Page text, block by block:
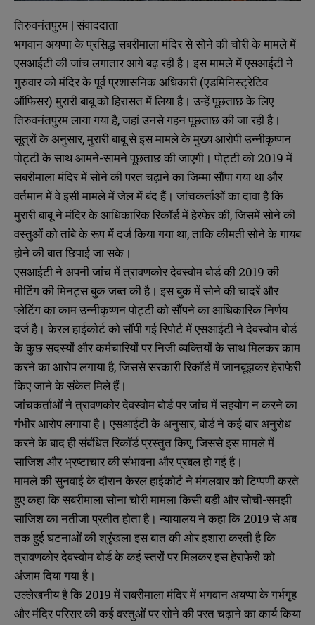
तिरुवनंतपुरम | संवाददाता
भगवान अयप्पा के प्रसिद्ध सबरीमाला मंदिर से सोने की चोरी के मामले में
एसआईटी की जांच लगातार आगे बढ़ रही है। इस मामले में एसआईटी ने
गुरुवार को मंदिर के पूर्व प्रशासनिक अधिकारी (एडमिनिस्ट्रेटिव
ऑफिसर) मुरारी बाबू को हिरासत में लिया है। उन्हें पूछताछ के लिए
तिरुवनंतपुरम लाया गया है, जहां उनसे गहन पूछताछ की जा रही है।
सूत्रों के अनुसार, मुरारी बाबू से इस मामले के मुख्य आरोपी उन्नीकृष्णन
पोट्टी के साथ आमने-सामने पूछताछ की जाएगी। पोट्टी को 2019 में
सबरीमाला मंदिर में सोने की परत चढ़ाने का जिम्मा सौंपा गया था और
वर्तमान में वे इसी मामले में जेल में बंद हैं। जांचकर्ताओं का दावा है कि
मुरारी बाबू ने मंदिर के आधिकारिक रिकॉर्ड में हेरफेर की, जिसमें सोने की
वस्तुओं को तांबे के रूप में दर्ज किया गया था, ताकि कीमती सोने के गायब
होने की बात छिपाई जा सके।
एसआईटी ने अपनी जांच में त्रावणकोर देवस्वोम बोर्ड की 2019 की
मीटिंग की मिनट्स बुक जब्त की है। इस बुक में सोने की चादरें और
प्लेटिंग का काम उन्नीकृष्णन पोट्टी को सौंपने का आधिकारिक निर्णय
दर्ज है। केरल हाईकोर्ट को सौंपी गई रिपोर्ट में एसआईटी ने देवस्वोम बोर्ड
के कुछ सदस्यों और कर्मचारियों पर निजी व्यक्तियों के साथ मिलकर काम
करने का आरोप लगाया है, जिससे सरकारी रिकॉर्ड में जानबूझकर हेराफेरी
किए जाने के संकेत मिले हैं।
जांचकर्ताओं ने त्रावणकोर देवस्वोम बोर्ड पर जांच में सहयोग न करने का
गंभीर आरोप लगाया है। एसआईटी के अनुसार, बोर्ड ने कई बार अनुरोध
करने के बाद ही संबंधित रिकॉर्ड प्रस्तुत किए, जिससे इस मामले में
साजिश और भ्रष्टाचार की संभावना और प्रबल हो गई है।
मामले की सुनवाई के दौरान केरल हाईकोर्ट ने मंगलवार को टिप्पणी करते
हुए कहा कि सबरीमाला सोना चोरी मामला किसी बड़ी और सोची-समझी
साजिश का नतीजा प्रतीत होता है। न्यायालय ने कहा कि 2019 से अब
तक हुई घटनाओं की श्रृंखला इस बात की ओर इशारा करती है कि
त्रावणकोर देवस्वोम बोर्ड के कई स्तरों पर मिलकर इस हेराफेरी को
अंजाम दिया गया है।
उल्लेखनीय है कि 2019 में सबरीमाला मंदिर में भगवान अयप्पा के गर्भगृह
और मंदिर परिसर की कई वस्तुओं पर सोने की परत चढ़ाने का कार्य किया